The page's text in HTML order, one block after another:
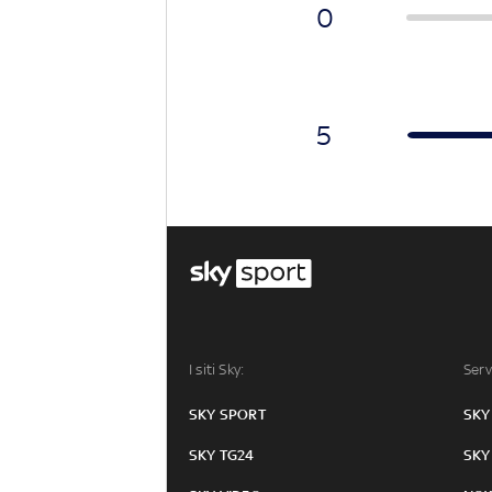
0
5
I siti Sky:
SKY SPORT
SKY TG24